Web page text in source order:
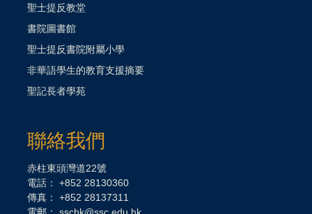
聖士提反教堂
書院圖書館
聖士提反書院附屬小學
非華語學生的教育支援摘要
聖記長者學苑
聯絡我們
赤柱東頭灣道22號
電話： +852 28130360
傳真： +852 28137311